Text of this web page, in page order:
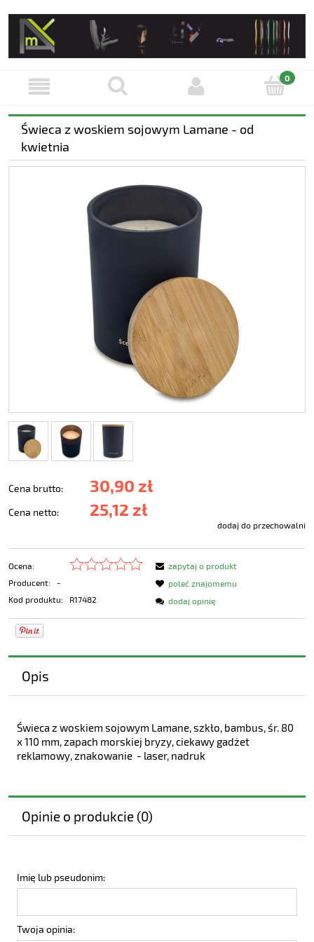
Świeca z woskiem sojowym Lamane - od
kwietnia
Cena brutto: 30,90 zł
Cena netto: 25,12 zł
dodaj do przechowalni
Ocena:
Producent:
-
Kod produktu:
R17482
zapytaj o produkt
poleć znajomemu
dodaj opinię
Opis
Świeca z woskiem sojowym Lamane, szkło, bambus, śr. 80
x 110 mm, zapach morskiej bryzy, ciekawy gadżet
reklamowy, znakowanie - laser, nadruk
Opinie o produkcie (0)
Imię lub pseudonim:
Twoja opinia: